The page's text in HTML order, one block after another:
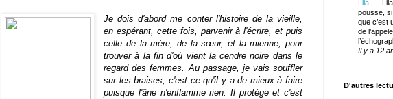
Je dois d'abord me conter l'histoire de la vieille,
en espérant, cette fois, parvenir à l'écrire, et puis
celle de la mère, de la sœur, et la mienne, pour
trouver à la fin d'où vient la cendre noire dans le
regard des femmes. Au passage, je vais souffler
sur les braises, c'est ce qu'il y a de mieux à faire
puisque l'âne n'enflamme rien. Il protège et c'est
Lila - –
pousse,
que c’est
de
Il y a 12
D'autres